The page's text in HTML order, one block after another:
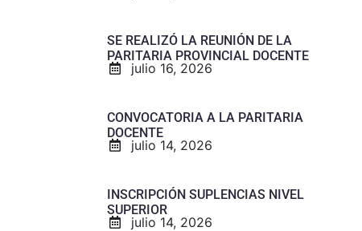
SE REALIZÓ LA REUNIÓN DE LA
PARITARIA PROVINCIAL DOCENTE
julio 16, 2026
CONVOCATORIA A LA PARITARIA
DOCENTE
julio 14, 2026
INSCRIPCIÓN SUPLENCIAS NIVEL
SUPERIOR
julio 14, 2026